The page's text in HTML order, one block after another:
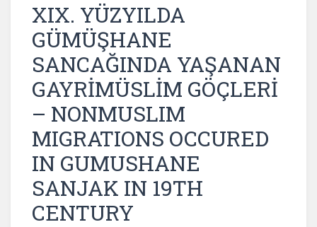
XIX. YÜZYILDA
GÜMÜŞHANE
SANCAĞINDA YAŞANAN
GAYRİMÜSLİM GÖÇLERİ
– NONMUSLIM
MIGRATIONS OCCURED
IN GUMUSHANE
SANJAK IN 19TH
CENTURY